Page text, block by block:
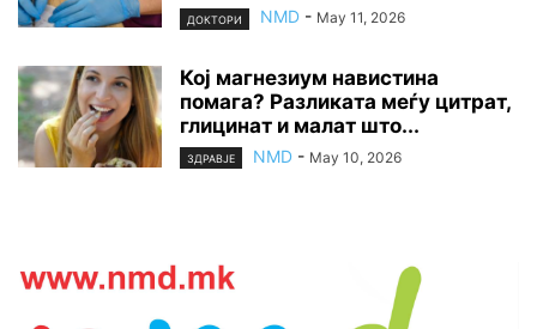
ДОКТОРИ NMD - May 11, 2026
Кој магнезиум навистина
помага? Разликата меѓу цитрат,
глицинат и малат што...
ЗДРАВЈЕ NMD - May 10, 2026